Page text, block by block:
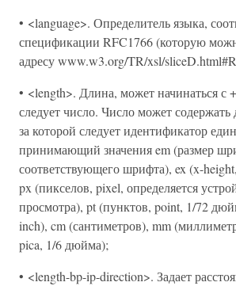
• <language>. Определитель языка,
спецификации RFC1766 (которую
адресу www.w3.org/TR/xsl/
• <length>. Длина, может начинаться с
следует число. Число может содержать
за которой следует идентификатор
принимающий значения em (размер
соответствующего шрифта), ex (x-
px (пикселов, pixel, определяется
просмотра), pt (пунктов, point, 1/72
inch), cm (сантиметров), mm
pica, 1/6 дюйма);
• <length-bp-ip-direction>. Задает